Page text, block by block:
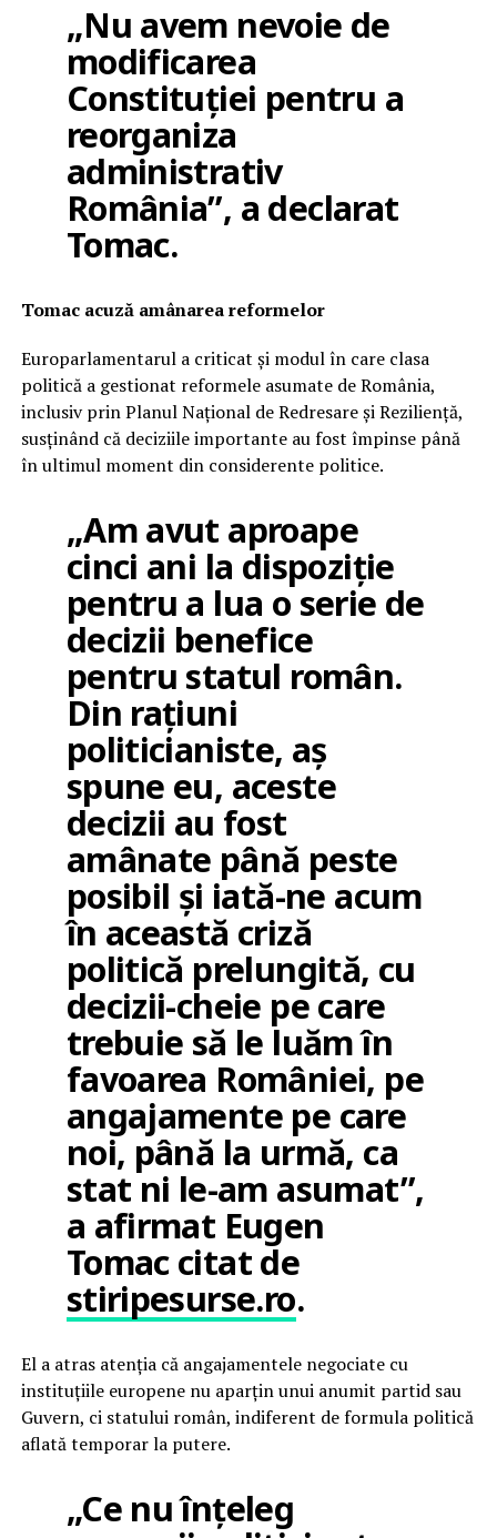
„Nu avem nevoie de
modificarea
Constituției pentru a
reorganiza
administrativ
România”, a declarat
Tomac.
Tomac acuză amânarea reformelor
Europarlamentarul a criticat și modul în care clasa
politică a gestionat reformele asumate de România,
inclusiv prin Planul Național de Redresare și Reziliență,
susținând că deciziile importante au fost împinse până
în ultimul moment din considerente politice.
„Am avut aproape
cinci ani la dispoziție
pentru a lua o serie de
decizii benefice
pentru statul român.
Din rațiuni
politicianiste, aș
spune eu, aceste
decizii au fost
amânate până peste
posibil și iată-ne acum
în această criză
politică prelungită, cu
decizii-cheie pe care
trebuie să le luăm în
favoarea României, pe
angajamente pe care
noi, până la urmă, ca
stat ni le-am asumat”,
a afirmat Eugen
Tomac citat de
stiripesurse.ro.
El a atras atenția că angajamentele negociate cu
instituțiile europene nu aparțin unui anumit partid sau
Guvern, ci statului român, indiferent de formula politică
aflată temporar la putere.
„Ce nu înțeleg